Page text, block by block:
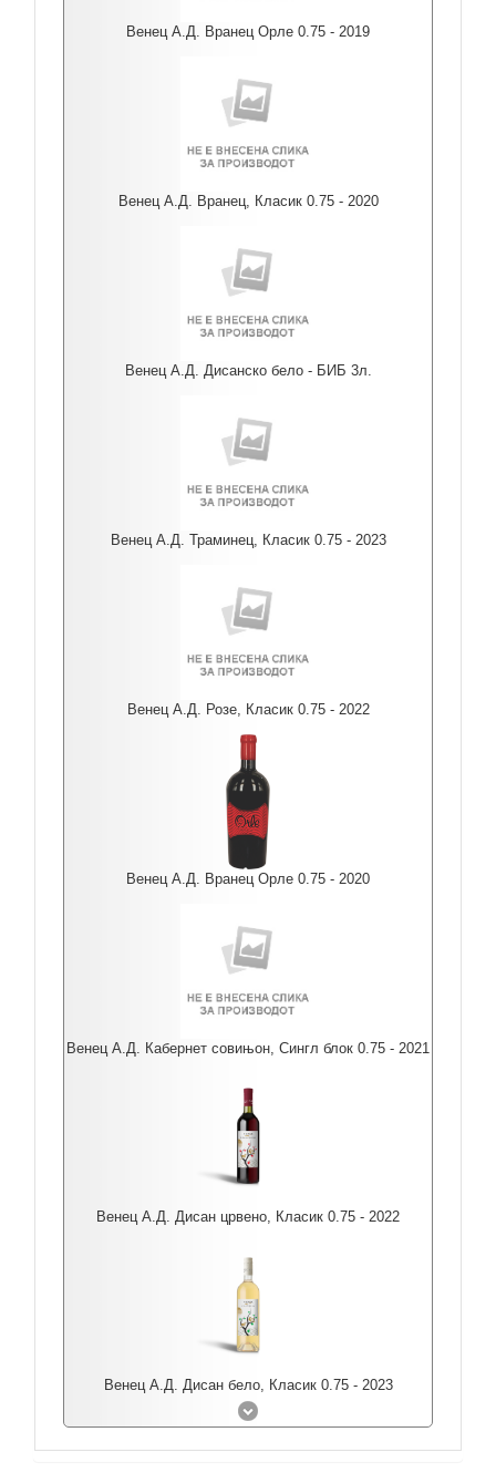
Венец А.Д. Вранец Орле 0.75 - 2019
Венец А.Д. Вранец, Класик 0.75 - 2020
Венец А.Д. Дисанско бело - БИБ 3л.
Венец А.Д. Траминец, Класик 0.75 - 2023
Венец А.Д. Розе, Класик 0.75 - 2022
Венец А.Д. Вранец Орле 0.75 - 2020
Венец А.Д. Кабернет совињон, Сингл блок 0.75 - 2021
Венец А.Д. Дисан црвено, Класик 0.75 - 2022
Венец А.Д. Дисан бело, Класик 0.75 - 2023